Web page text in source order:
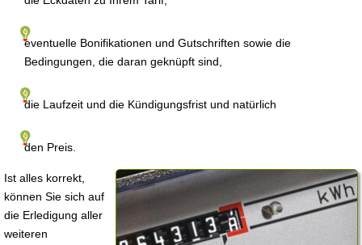
eventuelle Bonifikationen und Gutschriften sowie die
Bedingungen, die daran geknüpft sind,
die Laufzeit und die Kündigungsfrist und natürlich
den Preis.
Ist alles korrekt,
können Sie sich auf
die Erledigung aller
weiteren